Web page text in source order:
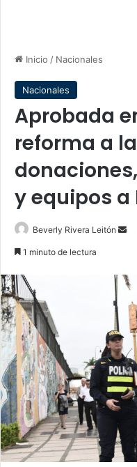
Inicio / Nacionales
Nacionales
Aprobada
reforma a
y equipos a
Beverly Rivera Leitón
1 minuto de lectura